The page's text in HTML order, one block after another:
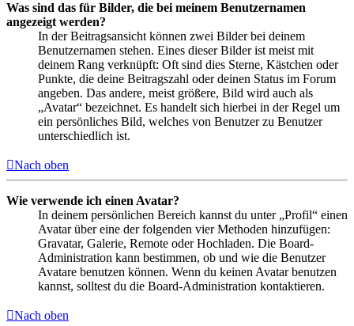
Was sind das für Bilder, die bei meinem Benutzernamen
angezeigt werden?
In der Beitragsansicht können zwei Bilder bei deinem
Benutzernamen stehen. Eines dieser Bilder ist meist mit
deinem Rang verknüpft: Oft sind dies Sterne, Kästchen oder
Punkte, die deine Beitragszahl oder deinen Status im Forum
angeben. Das andere, meist größere, Bild wird auch als
„Avatar“ bezeichnet. Es handelt sich hierbei in der Regel um
ein persönliches Bild, welches von Benutzer zu Benutzer
unterschiedlich ist.
Nach oben
Wie verwende ich einen Avatar?
In deinem persönlichen Bereich kannst du unter „Profil“ einen
Avatar über eine der folgenden vier Methoden hinzufügen:
Gravatar, Galerie, Remote oder Hochladen. Die Board-
Administration kann bestimmen, ob und wie die Benutzer
Avatare benutzen können. Wenn du keinen Avatar benutzen
kannst, solltest du die Board-Administration kontaktieren.
Nach oben